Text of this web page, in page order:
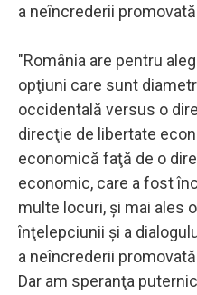
a neîncrederii
"România are pentru
opţiuni care sunt
occidentală versus o
direcţie de libertate
economică faţă de o
economic, care a fost
multe locuri, şi mai ales
înţelepciunii şi a
a neîncrederii
Dar am speranţa